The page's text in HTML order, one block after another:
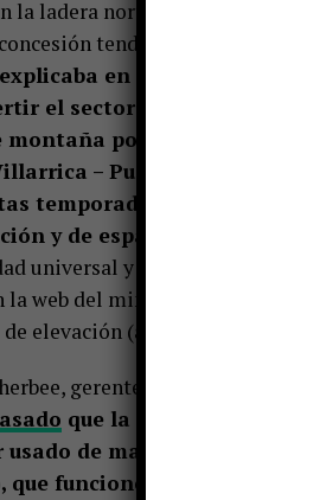
la ladera norte del volcán
tendrá una duración de
en el mismo
portal
el sector en un referente
montaña por 30 años, busca
– Pucón, ofreciendo
temporadas del año, de
y de esparcimiento,
para
universal y una importante
la web del ministerio, en el que
elevación (andariveles).
gerente general de
que la idea es tener un
usado de manera
que funcione no solo cuando